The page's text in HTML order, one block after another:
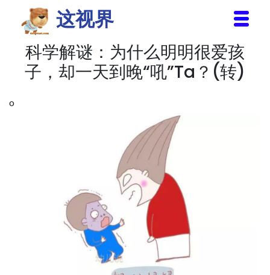
这视界
首页
家庭教育
美图视界
计算机技巧
生活
科学解谜：为什么明明很爱孩
子，却一天到晚“吼”Ta？(转)
o